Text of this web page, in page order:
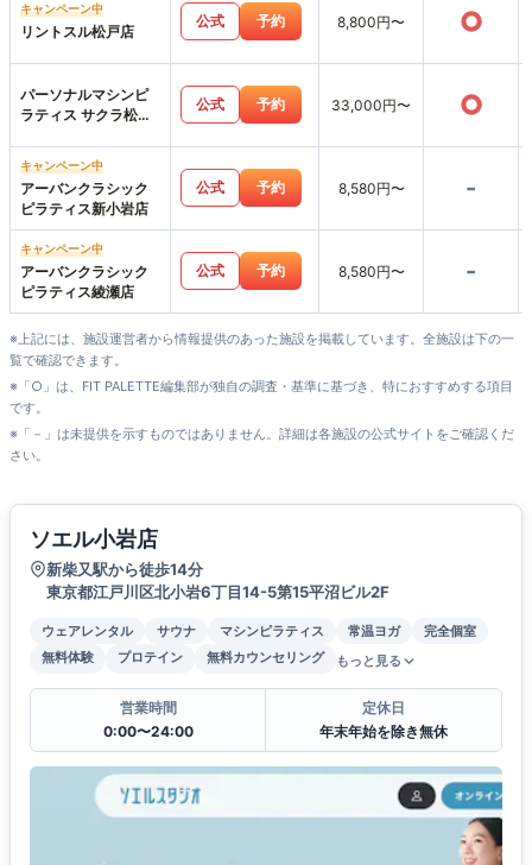
キャンペーン中
リントスル松戸店
公式 予約 8,800円〜 ○
パーソナルマシンピ
ラティス サクラ松戸
公式 予約 33,000円〜 ○
キャンペーン中
アーバンクラシック
ピラティス新小岩店
公式 予約 8,580円〜 -
キャンペーン中
アーバンクラシック
ピラティス綾瀬店
公式 予約 8,580円〜 -
※上記には、施設運営者から情報提供のあった施設を掲載しています。全施設は下の一
覧で確認できます。
※「○」は、FIT PALETTE編集部が独自の調査・基準に基づき、特におすすめする項目
です。
※「－」は未提供を示すものではありません。詳細は各施設の公式サイトをご確認くだ
さい。
ソエル小岩店
新柴又駅から徒歩14分
東京都江戸川区北小岩6丁目14-5第15平沼ビル2F
ウェアレンタル サウナ マシンピラティス 常温ヨガ
完全個室
無料体験
プロテイン 無料カウンセリング もっと見る
営業時間
0:00〜24:00
定休日
年末年始を除き無休